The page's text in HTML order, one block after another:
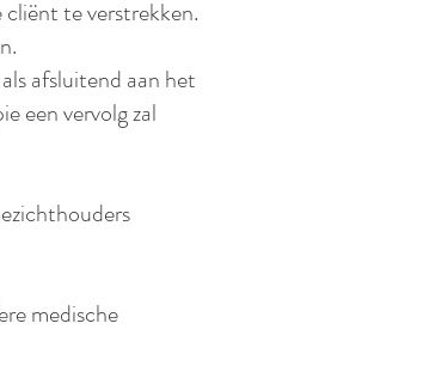
te verstrekken.
afsluitend aan het
een vervolg zal
medische